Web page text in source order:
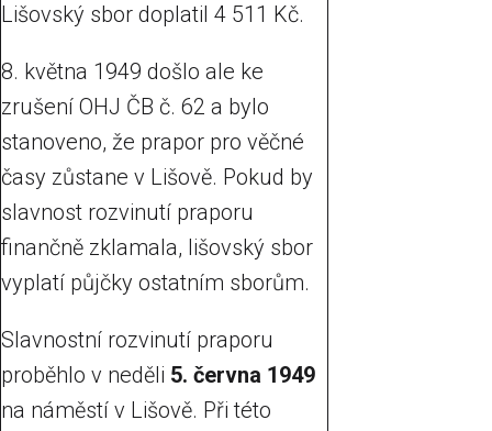
Lišovský sbor doplatil 4 511 Kč.
8. května 1949 došlo ale ke
zrušení OHJ ČB č. 62 a bylo
stanoveno, že prapor pro věčné
časy zůstane v Lišově. Pokud by
slavnost rozvinutí praporu
finančně zklamala, lišovský sbor
vyplatí půjčky ostatním sborům.
Slavnostní rozvinutí praporu
proběhlo v neděli 5. června 1949
na náměstí v Lišově. Při této